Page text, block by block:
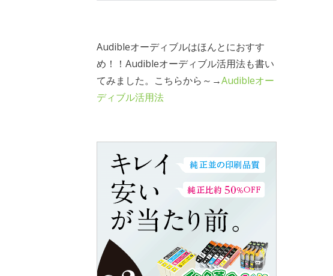
Audibleオーディブルはほんとにおすす
め！！Audibleオーディブル活用法も書い
てみました。こちらから～→Audibleオー
ディブル活用法